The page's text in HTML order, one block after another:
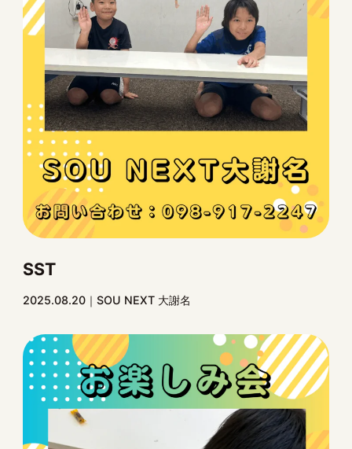
SST
2025.08.20 SOU NEXT 大謝名